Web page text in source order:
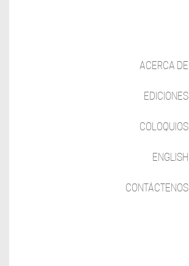
ACERCA DE
EDICIONES
COLOQUIOS
ENGLISH
CONTÁCTENOS